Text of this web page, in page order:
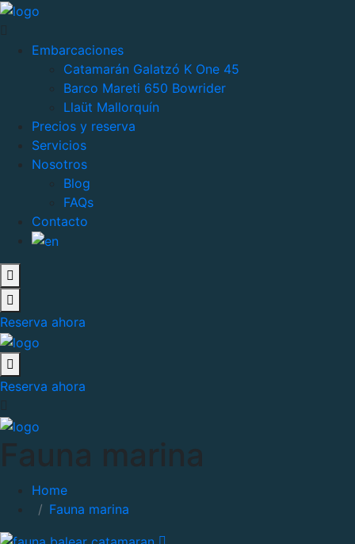
Embarcaciones
Catamarán Galatzó K One 45
Barco Mareti 650 Bowrider
Llaüt Mallorquín
Precios y reserva
Servicios
Nosotros
Blog
FAQs
Contacto
Reserva ahora
Reserva ahora
Fauna marina
Home
Fauna marina